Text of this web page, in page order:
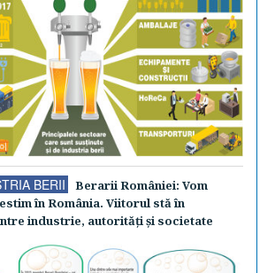
BERII
Berarii României: Vom
în România. Viitorul stă în
industrie, autorităţi şi societate